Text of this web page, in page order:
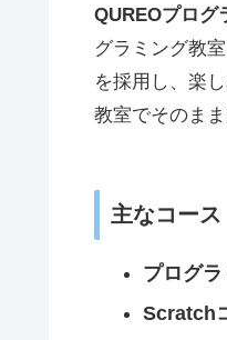
QUREOプログ
グラミング教
を採用し、楽
教室でそのま
主なコース
プログラ
Scratch